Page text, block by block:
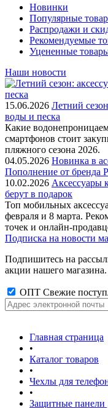
Новинки
Популярные
Распродажи и
Рекомендуемые
Уцененные
Наши новости
15.06.2026 Летний
воды и песка
Какие
смартфонов стоит
пляжного сезона 2026.
04.05.2026 Новинка в
Пополнение от бренда
10.02.2026 Аксессуары
берут в подарок
Топ мобильных
февраля и 8 марта.
точек и онлайн-
Подписка на новости
Подпишитесь на
акции нашего магазина.
ОПТ Свежие
Главная страница
•
Каталог товаров
•
Чехлы для
•
Защитные панели